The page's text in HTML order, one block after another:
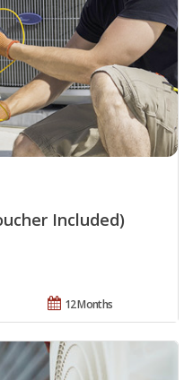
Included)
12 Months